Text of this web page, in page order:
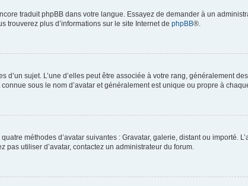
traduit phpBB dans votre langue. Essayez de demander à un
trouverez plus d’informations sur le site Internet de phpBB®.
sujet. L’une d’elles peut être associée à votre rang, généralement
sous le nom d’avatar et généralement est unique ou propre à
méthodes d’avatar suivantes : Gravatar, galerie, distant ou importé.
utiliser d’avatar, contactez un administrateur du forum.